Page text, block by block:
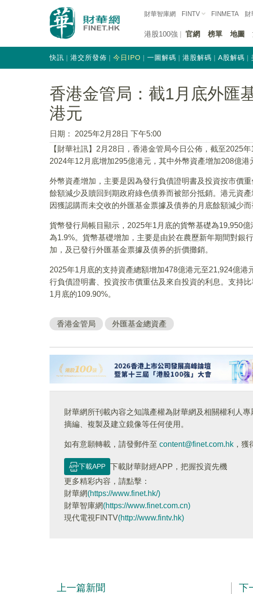
財華智庫網 FINTV FINMETA 財
港股100強 官網 榜單 地圖
快訊 港交所發佈 今日IPO 一圖解碼 港股解碼 A股解碼
香港金管局：截1月底外匯
港元
日期：
2025年2月28日 下午5:00
【財華社訊】2月28日，香港金管局今日公佈，截至2025
2024年12月底增加295億港元，其中外幣資產增加208億港
外幣資產增加，主要是因為發行負債證明書及投資按市價
餘額減少及贖回到期政府綠色債券而被部分抵銷。港元資
因獲認購而未交收的外匯基金票據及債券的月底餘額減少而
貨幣發行局帳目顯示，2025年1月底的貨幣基礎為19,950
為1.9%。貨幣基礎增加，主要是由於在農歷新年期間對銀
加，及已發行外匯基金票據及債券的折價攤銷。
2025年1月底的支持資產總額增加478億港元至21,924億
行負債證明書、投資按市價重估及來自投資的利息。支持
1月底的109.90%。
香港金管局 外匯基金總資產
財華網所刊載內容之知識產權為財華網及相關權利人
摘編、複製及建立鏡像等任何使用。
如有意願轉載，請發郵件至 content@finet.com.hk ，
下載APP
下載財華財經APP，把握投資先機
更多精彩内容，請點擊：
財華網(https://www.finet.hk/)
財華智庫網(https://www.finet.com.cn)
現代電視FINTV(http://www.fintv.hk)
上一篇新聞 下